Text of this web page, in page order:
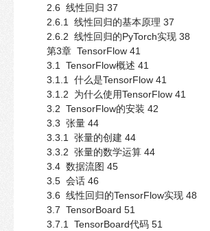
2.6 线性回归 37
2.6.1 线性回归的基本原理 37
2.6.2 线性回归的PyTorch实现 38
第3章 TensorFlow 41
3.1 TensorFlow概述 41
3.1.1 什么是TensorFlow 41
3.1.2 为什么使用TensorFlow 41
3.2 TensorFlow的安装 42
3.3 张量 44
3.3.1 张量的创建 44
3.3.2 张量的数学运算 44
3.4 数据流图 45
3.5 会话 46
3.6 线性回归的TensorFlow实现 48
3.7 TensorBoard 51
3.7.1 TensorBoard代码 51